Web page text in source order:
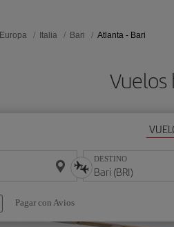
Europa Italia Bari Atlanta - Bari
Vuelos
DESTINO
Pagar con Avios